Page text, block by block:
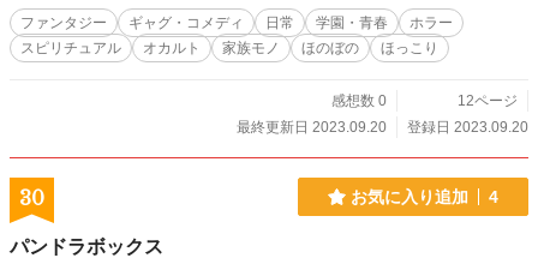
ファンタジー ギャグ・コメディ 日常 学園・青春
ホラー
スピリチュアル
オカルト 家族モノ ほのぼの ほっこり
感想数 0
12ページ
最終更新日 2023.09.20
登録日 2023.09.20
30 お気に入り追加 4
パンドラボックス